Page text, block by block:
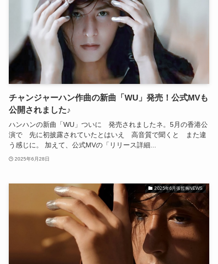
チャンジャーハン作曲の新曲「WU」発売！公式MVも
公開されました♪
ハンハンの新曲「WU」ついに 発売されましたネ。5月の香港公
演で 先に初披露されていたとはいえ 高音質で聞くと また違
う感じに。 加えて、公式MVの「リリース詳細...
2025年6月28日
2025年6月張哲瀚NEWS